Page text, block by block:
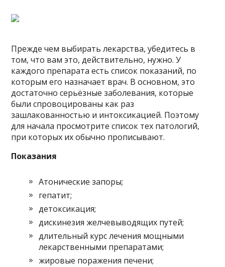
Прежде чем выбирать лекарства, убедитесь в
том, что вам это, действительно, нужно. У
каждого препарата есть список показаний, по
которым его назначает врач. В основном, это
достаточно серьёзные заболевания, которые
были спровоцированы как раз
зашлакованностью и интоксикацией. Поэтому
для начала просмотрите список тех патологий,
при которых их обычно прописывают.
Показания
Атонические запоры;
гепатит;
детоксикация;
дискинезия желчевыводящих путей;
длительный курс лечения мощными
лекарственными препаратами;
жировые поражения печени;